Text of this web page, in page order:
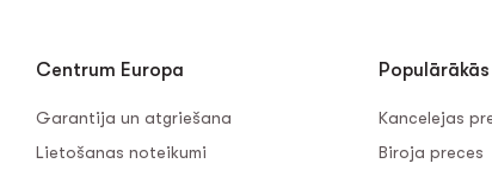
Centrum Europa
Garantija un atgriešana
Lietošanas noteikumi
Kancelejas
Biroja preces